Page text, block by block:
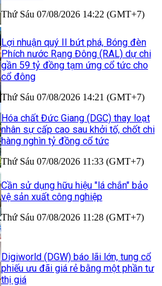
Thứ Sáu 07/08/2026 14:22 (GMT+7)
Lợi nhuận quý II bứt phá, Bóng đèn
Phích nước Rạng Đông (RAL) dự chi
gần 59 tỷ đồng tạm ứng cổ tức cho
cổ đông
Thứ Sáu 07/08/2026 14:21 (GMT+7)
Hóa chất Đức Giang (DGC) thay loạt
nhân sự cấp cao sau khởi tố, chốt chi
hàng nghìn tỷ đồng cổ tức
Thứ Sáu 07/08/2026 11:33 (GMT+7)
Cần sử dụng hữu hiệu "lá chắn" bảo
vệ sản xuất công nghiệp
Thứ Sáu 07/08/2026 11:28 (GMT+7)
Digiworld (DGW) báo lãi lớn, tung cổ
phiếu ưu đãi giá rẻ bằng một phần tư
thị giá